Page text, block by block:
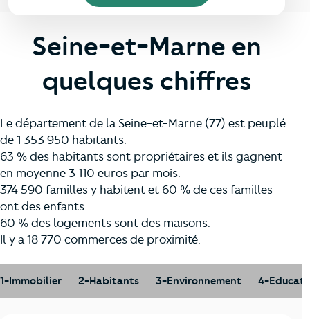
Seine-et-Marne en
quelques chiffres
Le département de la Seine-et-Marne (77) est peuplé
de 1 353 950 habitants.
63 % des habitants sont propriétaires et ils gagnent
en moyenne 3 110 euros par mois.
374 590 familles y habitent et 60 % de ces familles
ont des enfants.
60 % des logements sont des maisons.
Il y a 18 770 commerces de proximité.
1-Immobilier 2-Habitants 3-Environnement 4-